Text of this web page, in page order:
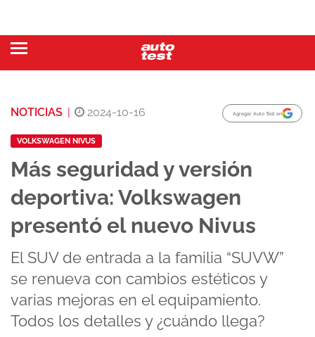
NOTICIAS | 2024-10-16 Agregar Auto Test en
VOLKSWAGEN NIVUS
Más seguridad y versión
deportiva: Volkswagen
presentó el nuevo Nivus
El SUV de entrada a la familia “SUVW”
se renueva con cambios estéticos y
varias mejoras en el equipamiento.
Todos los detalles y ¿cuándo llega?